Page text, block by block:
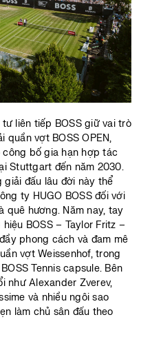
liên tiếp BOSS giữ vai trò
quần vợt BOSS OPEN,
bố gia hạn hợp tác
Stuttgart đến năm 2030.
đấu lâu đời này thể
ty HUGO BOSS đối với
quê hương. Năm nay, tay
BOSS – Taylor Fritz –
phong cách và đam mê
vợt Weissenhof, trong
Tennis capsule. Bên
như Alexander Zverev,
và nhiều ngôi sao
làm chủ sân đấu theo